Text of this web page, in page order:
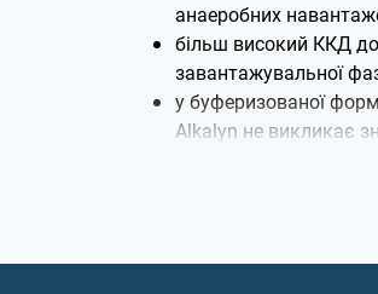
анаеробних
більш високий ККД
завантажувальної
у буферизованої
Alkalyn не викликає
При цьому добавка Kre
активізує вироблення